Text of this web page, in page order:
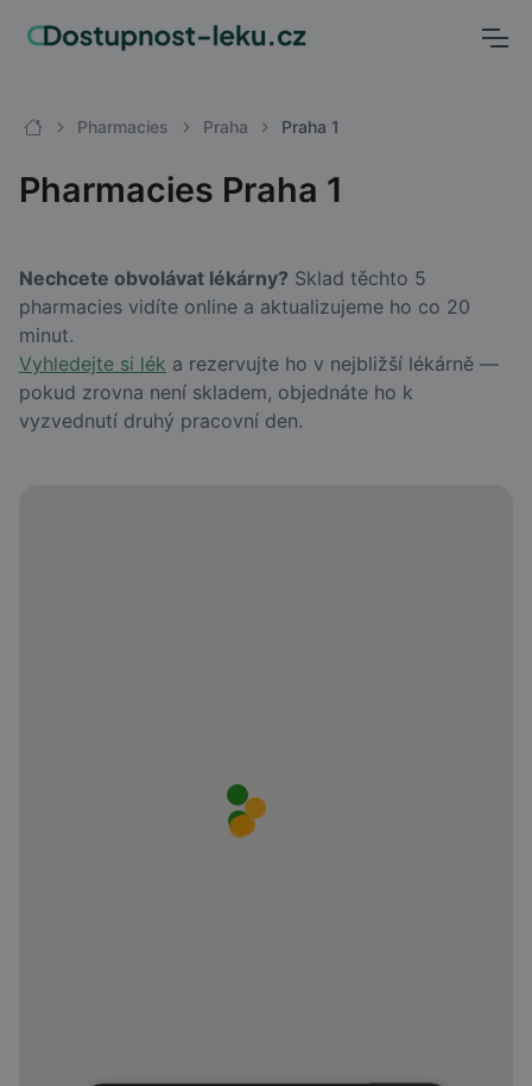
Pharmacies Praha Praha 1
Pharmacies Praha 1
Nechcete obvolávat lékárny? Sklad těchto 5
pharmacies vidíte online a aktualizujeme ho co 20
minut.
Vyhledejte si lék a rezervujte ho v nejbližší lékárně —
pokud zrovna není skladem, objednáte ho k
vyzvednutí druhý pracovní den.